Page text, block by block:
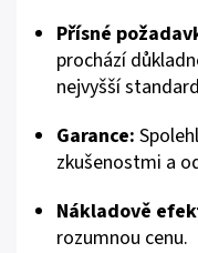
Přísné
prochází
nejvyšší
Garance:
zkušenostmi a
Nákladově
rozumnou cenu.